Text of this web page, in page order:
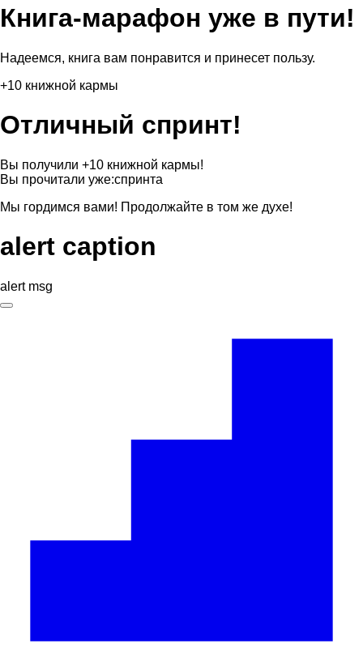
Книга-марафон уже в пути!
Надеемся, книга вам понравится и принесет пользу.
+10 книжной кармы
Отличный спринт!
Вы получили +10 книжной кармы!
Вы прочитали уже:спринта
Мы гордимся вами! Продолжайте в том же духе!
alert caption
alert msg